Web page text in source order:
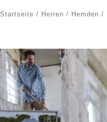
Startseite / Herren / Hemden /